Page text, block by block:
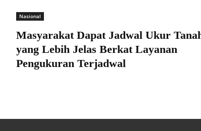
Nasional
Masyarakat Dapat Jadwal Ukur
yang Lebih Jelas Berkat Layanan
Pengukuran Terjadwal